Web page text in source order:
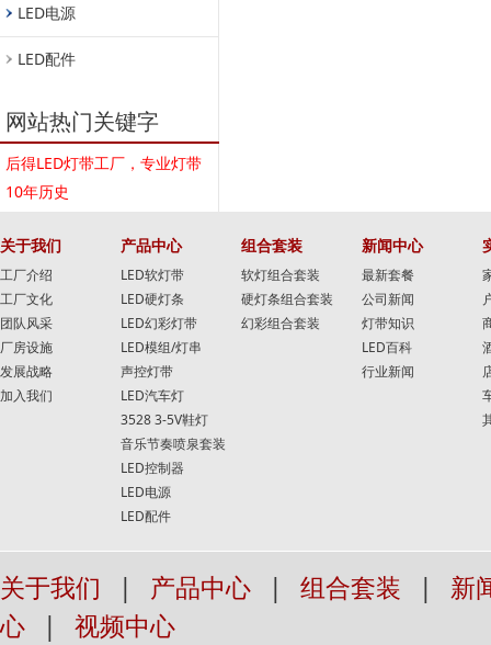
LED电源
LED配件
网站热门关键字
后得LED灯带工厂，专业灯带
10年历史
关于我们
工厂介绍
工厂文化
团队风采
厂房设施
发展战略
加入我们
产品中心
LED软灯带
LED硬灯条
LED幻彩灯带
LED模组/灯串
声控灯带
LED汽车灯
3528 3-5V鞋灯
音乐节奏喷泉套装
LED控制器
LED电源
LED配件
组合套装
软灯组合套装
硬灯条组合套装
幻彩组合套装
新闻中心
最新套餐
公司新闻
灯带知识
LED百科
行业新闻
关于我们 | 产品中心 | 组合套装 |
新
心
|
视频中心